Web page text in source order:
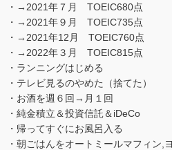
・→2021年７月 TOEIC680点
・→2021年９月 TOEIC735点
・→2021年12月 TOEIC760点
・→2022年３月 TOEIC815点
・ランニングはじめる
・テレビ見るのやめた（捨てた）
・お酒を週６回→月１回
・純金積立＆投資信託＆iDeCo
・帰ってすぐにお風呂入る
・朝ごはんをオートミールマフィン,